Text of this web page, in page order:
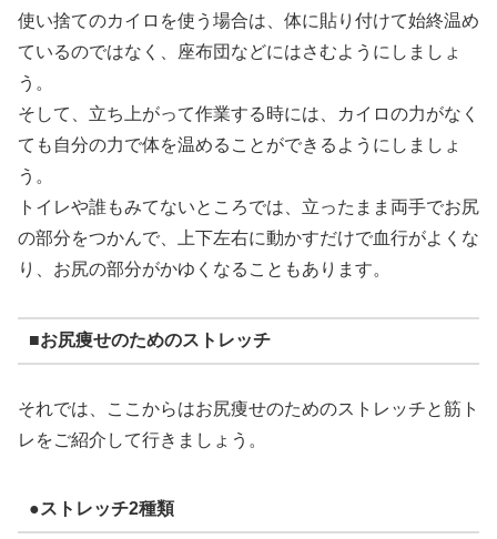
使い捨てのカイロを使う場合は、体に貼り付けて始終温め
ているのではなく、座布団などにはさむようにしましょ
う。
そして、立ち上がって作業する時には、カイロの力がなく
ても自分の力で体を温めることができるようにしましょ
う。
トイレや誰もみてないところでは、立ったまま両手でお尻
の部分をつかんで、上下左右に動かすだけで血行がよくな
り、お尻の部分がかゆくなることもあります。
■お尻痩せのためのストレッチ
それでは、ここからはお尻痩せのためのストレッチと筋ト
レをご紹介して行きましょう。
●ストレッチ2種類